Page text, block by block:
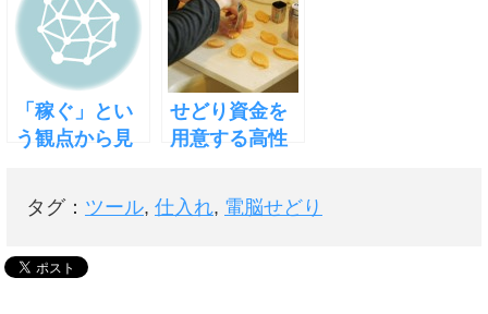
「稼ぐ」とい
う観点から見
の2つのメリッ
ト
せどり資金を
用意する高性
タグ： ツール, 仕入れ, 電脳せどり